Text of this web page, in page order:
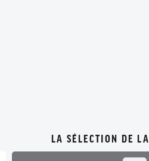
LA SÉLECTION DE